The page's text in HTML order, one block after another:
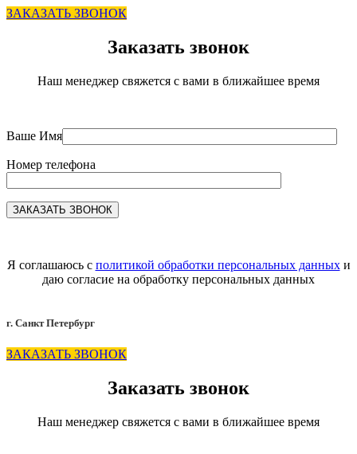
ЗАКАЗАТЬ ЗВОНОК
Заказать звонок
Наш менеджер свяжется с вами в ближайшее время
Ваше Имя
Номер телефона
Я соглашаюсь с политикой обработки персональных данныхи
даю согласие на обработку персональных данных
г. Санкт Петербург
ЗАКАЗАТЬ ЗВОНОК
Заказать звонок
Наш менеджер свяжется с вами в ближайшее время